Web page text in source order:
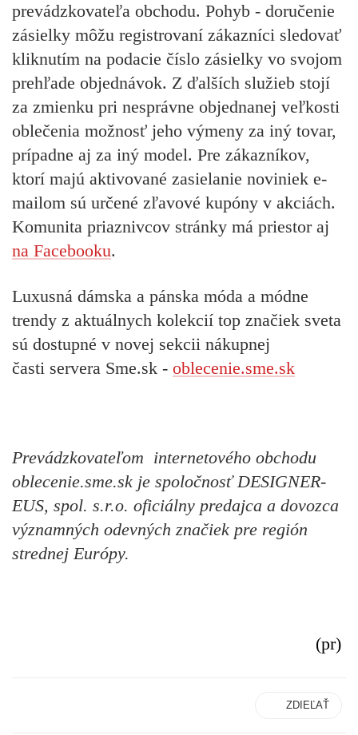
prevádzkovateľa obchodu. Pohyb - doručenie
zásielky môžu registrovaní zákazníci sledovať
kliknutím na podacie číslo zásielky vo svojom
prehľade objednávok. Z ďalších služieb stojí
za zmienku pri nesprávne objednanej veľkosti
oblečenia možnosť jeho výmeny za iný tovar,
prípadne aj za iný model. Pre zákazníkov,
ktorí majú aktivované zasielanie noviniek e-
mailom sú určené zľavové kupóny v akciách.
Komunita priaznivcov stránky má priestor aj
na Facebooku.
Luxusná dámska a pánska móda a módne
trendy z aktuálnych kolekcií top značiek sveta
sú dostupné v novej sekcii nákupnej
časti servera Sme.sk - oblecenie.sme.sk
Prevádzkovateľom internetového obchodu
oblecenie.sme.sk je spoločnosť DESIGNER-
EUS, spol. s.r.o. oficiálny predajca a dovozca
významných odevných značiek pre región
strednej Európy.
(pr)
ZDIEĽAŤ